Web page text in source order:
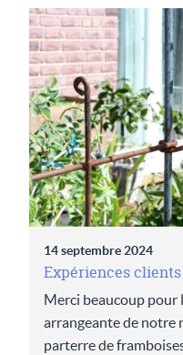
14 septembre 2024
Expériences
Merci beaucoup pour
arrangeante de notre
parterre de